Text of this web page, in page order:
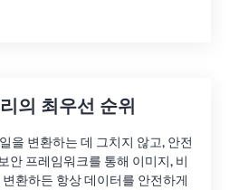
의 최우선 순위
을 변환하는 데 그치지 않고, 안전
안 프레임워크를 통해 이미지, 비
환하든 항상 데이터를 안전하게